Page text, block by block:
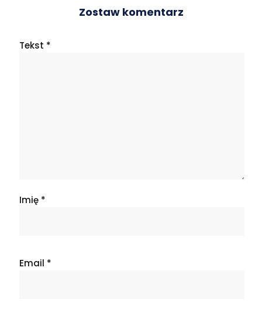
Zostaw komentarz
Tekst *
Imię *
Email *